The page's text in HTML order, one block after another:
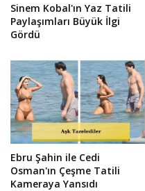
Sinem Kobal'ın Yaz Tatili
Paylaşımları Büyük İlgi
Gördü
Ebru Şahin ile Cedi
Osman'ın Çeşme Tatili
Kameraya Yansıdı